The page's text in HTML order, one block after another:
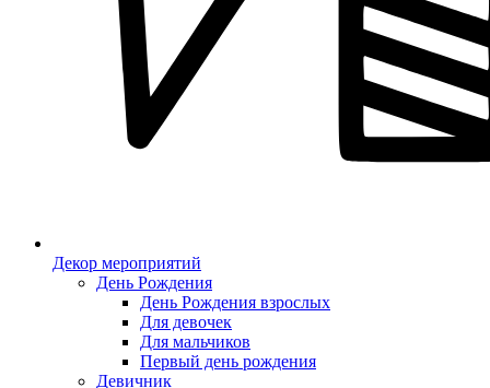
Декор мероприятий
День Рождения
День Рождения взрослых
Для девочек
Для мальчиков
Первый день рождения
Девичник